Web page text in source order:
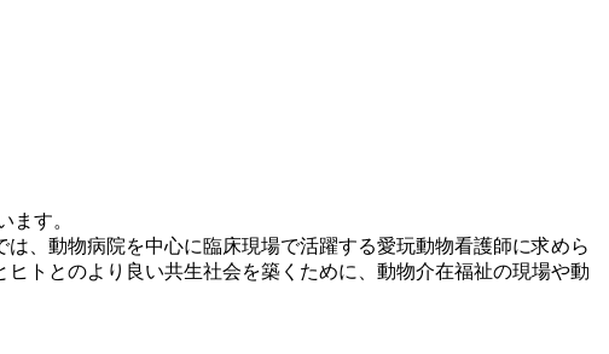
ます。
、動物病院を中心に臨床現場で活躍する愛玩動物看護師に求めら
トとのより良い共生社会を築くために、動物介在福祉の現場や動